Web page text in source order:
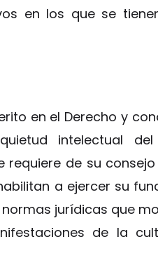
en los que se
en el Derecho y
intelectual
de su
a ejercer su
jurídicas que
de la